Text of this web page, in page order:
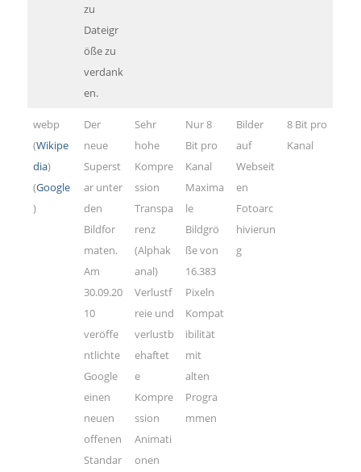
zu
Dateigr
öße zu
verdank
en.
webp
(Wikipe
dia)
(Google
)
Der
neue
Superst
ar unter
den
Bildfor
maten.
Am
30.09.20
10
veröffe
ntlichte
Google
einen
neuen
offenen
Standar
Sehr
hohe
Kompre
ssion
Transpa
renz
(Alphak
anal)
Verlustf
reie und
verlustb
ehaftet
e
Kompre
ssion
Animati
onen
Nur 8
Bit pro
Kanal
Maxima
le
Bildgrö
ße von
16.383
Pixeln
Kompat
ibilität
mit
alten
Progra
mmen
Bilder
auf
Webseit
en
Fotoarc
hivierun
g
8 Bit pro
Kanal